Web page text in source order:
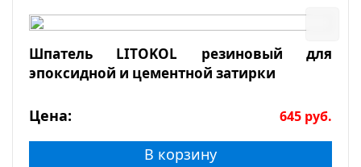
Шпатель LITOKOL резиновый для
эпоксидной и цементной затирки
Цена: 645 руб.
В корзину